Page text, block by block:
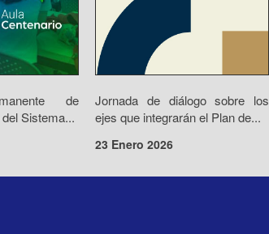
de
Sistema...
Jornada de diálogo sobre los
ejes que integrarán el Plan de...
23 Enero 2026